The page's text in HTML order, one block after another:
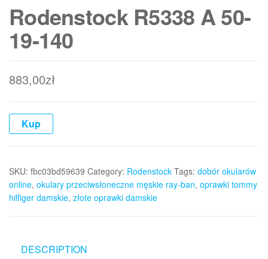
Rodenstock R5338 A 50-
19-140
883,00zł
Kup
SKU: fbc03bd59639 Category: Rodenstock Tags: dobór okularów
online, okulary przeciwsłoneczne męskie ray-ban, oprawki tommy
hilfiger damskie, złote oprawki damskie
DESCRIPTION